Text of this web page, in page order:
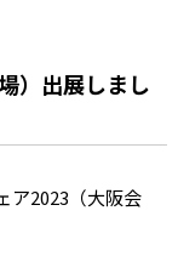
）出展しまし
ア2023（大阪会